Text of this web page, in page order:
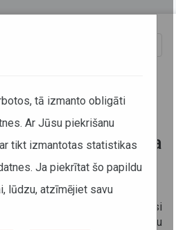
vadītāju vecuma
vairākkārt saņēmusi
kravas transportlīdzekļu vadītāju
tā izmanto obligāti
Ar Jūsu piekrišanu
tikt izmantotas statistikas
Ja piekrītat šo papildu
lūdzu, atzīmējiet savu